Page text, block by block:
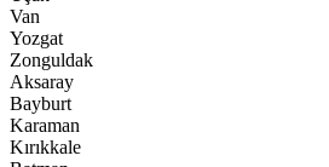
Van
Yozgat
Zonguldak
Aksaray
Bayburt
Karaman
Kırıkkale